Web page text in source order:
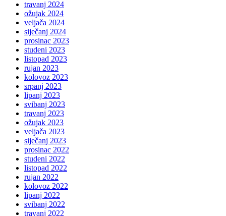
travanj 2024
ožujak 2024
veljača 2024
siječanj 2024
prosinac 2023
studeni 2023
listopad 2023
rujan 2023
kolovoz 2023
srpanj 2023
lipanj 2023
svibanj 2023
travanj 2023
ožujak 2023
veljača 2023
siječanj 2023
prosinac 2022
studeni 2022
listopad 2022
rujan 2022
kolovoz 2022
lipanj 2022
svibanj 2022
travanj 2022